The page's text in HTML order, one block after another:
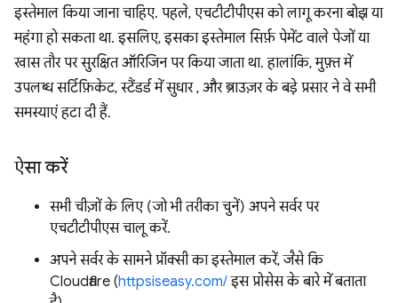
इस्तेमाल किया जाना चाहिए. पहले, एचटीटीपीएस को लागू करना बोझ या
महंगा हो सकता था. इसलिए, इसका इस्तेमाल सिर्फ़ पेमेंट वाले पेजों या
खास तौर पर सुरक्षित ऑरिजिन पर किया जाता था. हालांकि, मुफ़्त में
उपलब्ध सर्टिफ़िकेट, स्टैंडर्ड में सुधार , और ब्राउज़र के बड़े प्रसार ने वे सभी
समस्याएं हटा दी हैं.
ऐसा करें
सभी चीज़ों के लिए (जो भी तरीका चुनें) अपने सर्वर पर
एचटीटीपीएस चालू करें.
अपने सर्वर के सामने प्रॉक्सी का इस्तेमाल करें, जैसे कि
Cloudflare (httpsiseasy.com/इस प्रोसेस के बारे में बताता